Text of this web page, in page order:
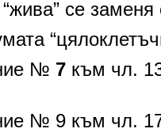
се заменя
№ 7 към чл.
№ 9 към чл.